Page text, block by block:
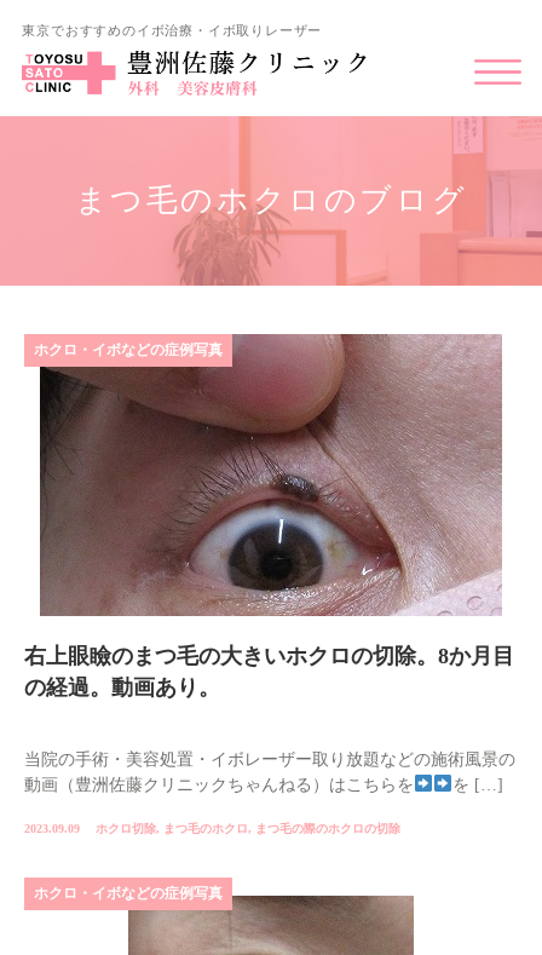
東京でおすすめのイボ治療・イボ取りレーザー
まつ毛のホクロのブログ
ホクロ・イボなどの症例写真
右上眼瞼のまつ毛の大きいホクロの切除。8か月目
の経過。動画あり。
当院の手術・美容処置・イボレーザー取り放題などの施術風景の
動画（豊洲佐藤クリニックちゃんねる）はこちらを
を […]
2023.09.09 ホクロ切除, まつ毛のホクロ, まつ毛の際のホクロの切除
ホクロ・イボなどの症例写真